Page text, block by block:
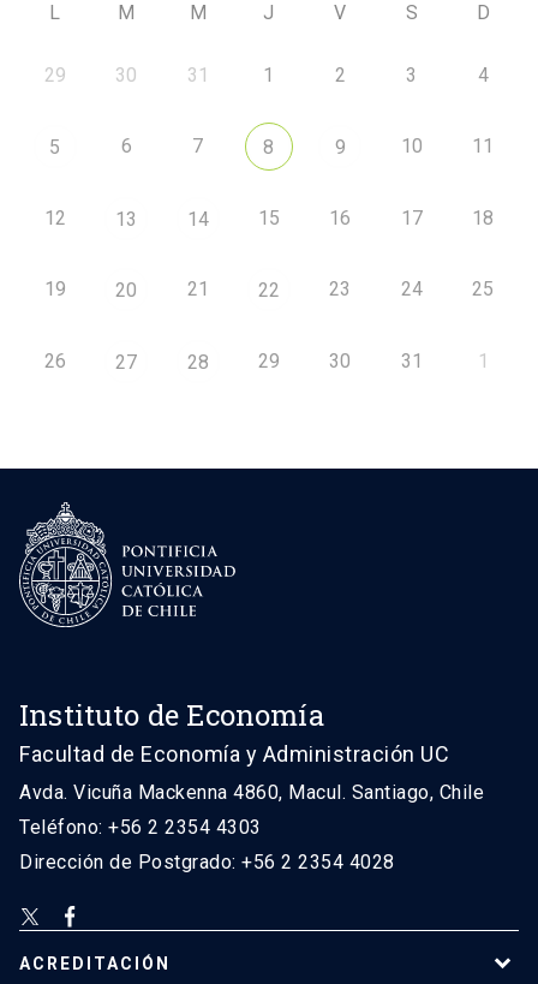
L M M J V S D
29 30 31 1 2 3 4
5 6 7 8 9 10 11
12 13 14 15 16 17 18
19 20 21 22 23 24 25
26 27 28 29 30 31 1
Instituto de Economía
Facultad de Economía y Administración UC
Avda. Vicuña Mackenna 4860, Macul. Santiago, Chile
Teléfono: +56 2 2354 4303
Dirección de Postgrado: +56 2 2354 4028
ACREDITACIÓN